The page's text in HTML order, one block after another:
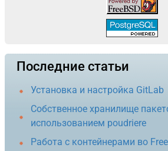
Последние статьи
Установка и настройка GitLab
Собственное хранилище
использованием poudriere
Работа с контейнерами во